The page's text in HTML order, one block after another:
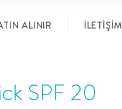
ALINIR İLETIŞIM
SPF 20